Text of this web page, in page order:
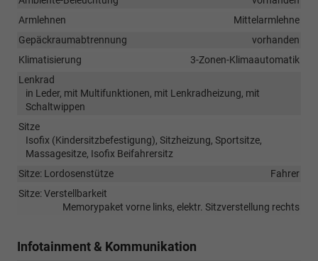
Armlehnen
Mittelarmlehne
Gepäckraumabtrennung
vorhanden
Klimatisierung
3-Zonen-Klimaautomatik
Lenkrad
in Leder, mit Multifunktionen, mit Lenkradheizung, mit
Schaltwippen
Sitze
Isofix (Kindersitzbefestigung), Sitzheizung, Sportsitze,
Massagesitze, Isofix Beifahrersitz
Sitze: Lordosenstütze
Fahrer
Sitze: Verstellbarkeit
Memorypaket vorne links, elektr. Sitzverstellung rechts
Infotainment & Kommunikation